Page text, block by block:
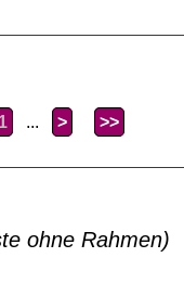
1 ... > >>
ohne Rahmen)